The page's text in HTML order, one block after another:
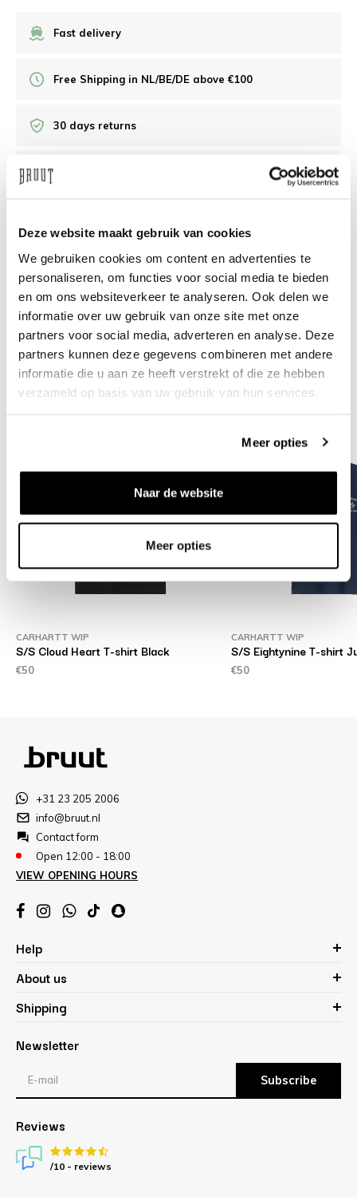
Deze website maakt gebruik van cookies
We gebruiken cookies om content en advertenties te
personaliseren, om functies voor social media te bieden
en om ons websiteverkeer te analyseren. Ook delen we
informatie over uw gebruik van onze site met onze
partners voor social media, adverteren en analyse. Deze
partners kunnen deze gegevens combineren met andere
informatie die u aan ze heeft verstrekt of die ze hebben
verzameld op basis van uw gebruik van hun services.
Meer opties
Naar de website
Meer opties
Fast delivery
Free Shipping in NL/BE/DE above €100
30 days returns
Need help?We're glad to help
info@bruut.nl Live chat Whatsapp
About this product
Shipment and returns
Related products
CARHARTT WIP
S/S Cloud Heart T-shirt Black
€50
CARHARTT WIP
S/S Eightynine T-shirt
€50
+31 23 205 2006
info@bruut.nl
Contact form
Open 12:00 - 18:00
VIEW OPENING HOURS
Help
About us
Shipping
Newsletter
Subscribe
Reviews
/10 - reviews